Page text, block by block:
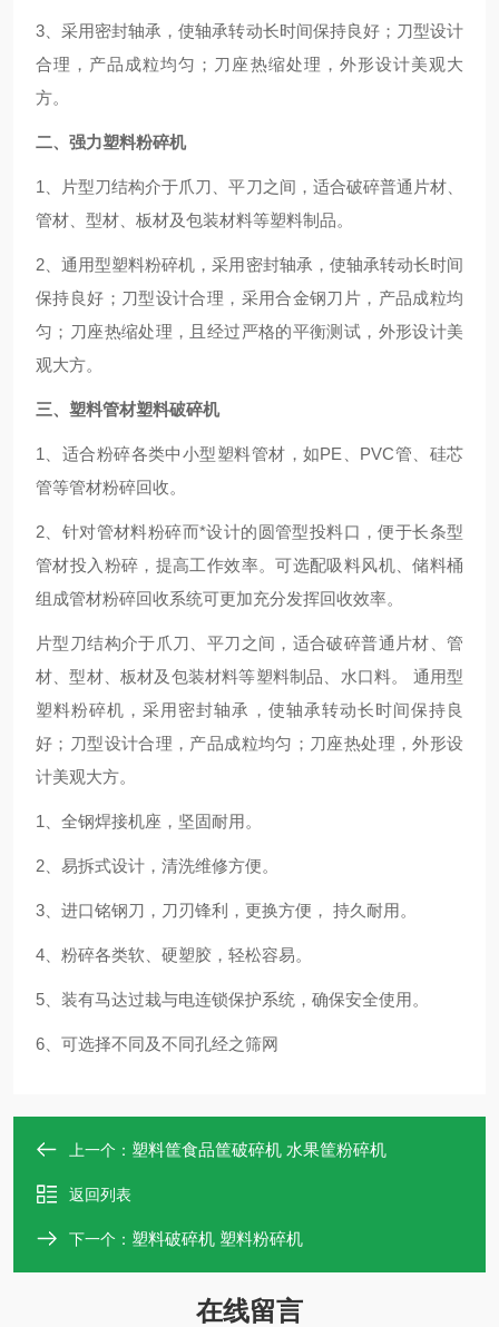
3、采用密封轴承，使轴承转动长时间保持良好；刀型设计
合理，产品成粒均匀；刀座热缩处理，外形设计美观大
方。
二、强力塑料粉碎机
1、片型刀结构介于爪刀、平刀之间，适合破碎普通片材、
管材、型材、板材及包装材料等塑料制品。
2、通用型塑料粉碎机，采用密封轴承，使轴承转动长时间
保持良好；刀型设计合理，采用合金钢刀片，产品成粒均
匀；刀座热缩处理，且经过严格的平衡测试，外形设计美
观大方。
三、塑料管材塑料破碎机
1、适合粉碎各类中小型塑料管材，如PE、PVC管、硅芯
管等管材粉碎回收。
2、针对管材料粉碎而*设计的圆管型投料口，便于长条型
管材投入粉碎，提高工作效率。可选配吸料风机、储料桶
组成管材粉碎回收系统可更加充分发挥回收效率。
片型刀结构介于爪刀、平刀之间，适合破碎普通片材、管
材、型材、板材及包装材料等塑料制品、水口料。 通用型
塑料粉碎机，采用密封轴承，使轴承转动长时间保持良
好；刀型设计合理，产品成粒均匀；刀座热处理，外形设
计美观大方。
1、全钢焊接机座，坚固耐用。
2、易拆式设计，清洗维修方便。
3、进口铭钢刀，刀刃锋利，更换方便， 持久耐用。
4、粉碎各类软、硬塑胶，轻松容易。
5、装有马达过栽与电连锁保护系统，确保安全使用。
6、可选择不同及不同孔经之筛网
上一个： 塑料筐食品筐破碎机 水果筐粉碎机
返回列表
下一个： 塑料破碎机 塑料粉碎机
在线留言